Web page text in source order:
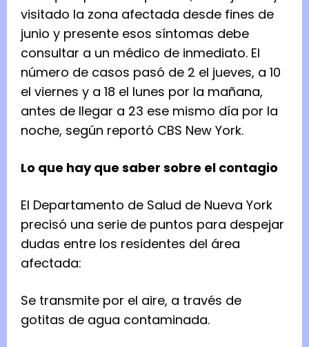
visitado la zona afectada desde fines de
junio y presente esos síntomas debe
consultar a un médico de inmediato. El
número de casos pasó de 2 el jueves, a 10
el viernes y a 18 el lunes por la mañana,
antes de llegar a 23 ese mismo día por la
noche, según reportó CBS New York.
Lo que hay que saber sobre el contagio
El Departamento de Salud de Nueva York
precisó una serie de puntos para despejar
dudas entre los residentes del área
afectada:
Se transmite por el aire, a través de
gotitas de agua contaminada.